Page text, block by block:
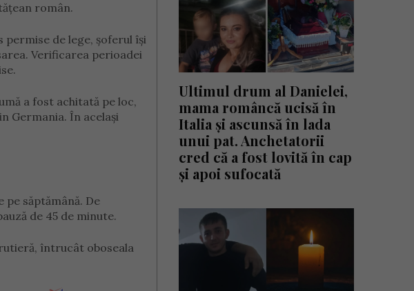
român.
permise de lege, șoferul își
Verificarea perioadei
a fost achitată pe loc,
Germania. În același
pe săptămână. De
de 45 de minute.
întrucât oboseala
Ultimul drum al Danielei,
mama româncă ucisă în
Italia și ascunsă în lada
unui pat. Anchetatorii
cred că a fost lovită în cap
și apoi sufocată